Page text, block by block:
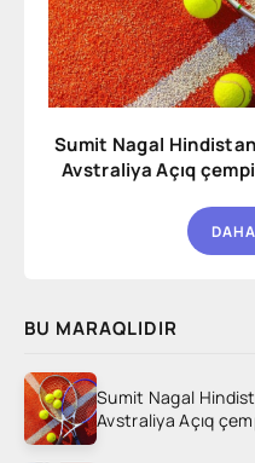
Sumit Nagal
Avstraliya Açıq
BU MARAQLIDIR
Sumit Nagal
Avstraliya Açıq